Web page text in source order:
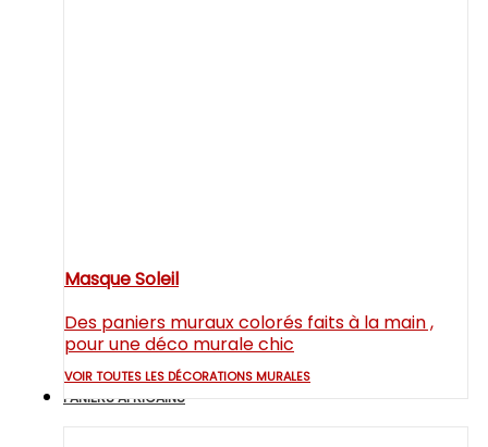
Masque Soleil
Des paniers muraux colorés faits à la main ,
pour une déco murale chic
VOIR TOUTES LES DÉCORATIONS MURALES
PANIERS AFRICAINS